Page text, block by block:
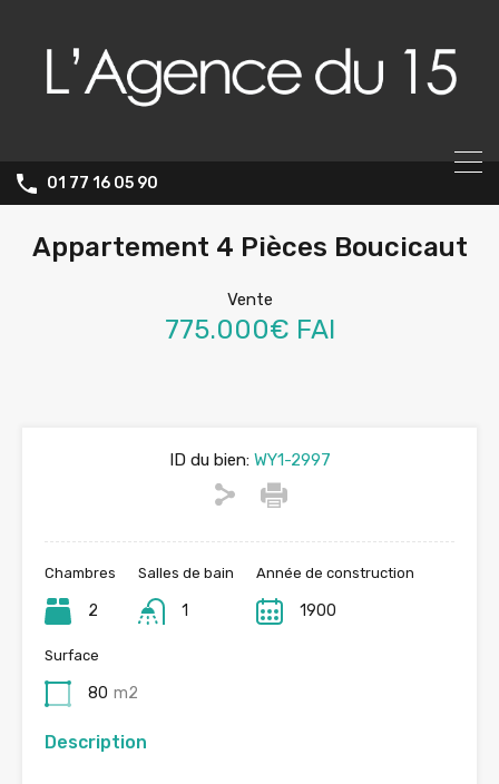
01 77 16 05 90
Appartement 4 Pièces Boucicaut
Vente
775.000€ FAI
ID du bien:WY1-2997
Chambres
2
Salles de bain
1
Année de construction
1900
Surface
80 m2
Description